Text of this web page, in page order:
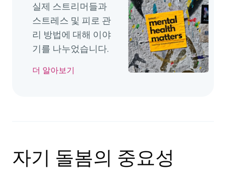
실제 스트리머들과
스트레스 및 피로 관
리 방법에 대해 이야
기를 나누었습니다.
더 알아보기
자기 돌봄의 중요성